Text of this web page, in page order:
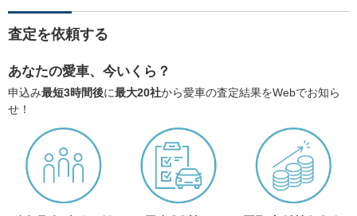
査定を依頼する
あなたの愛車、今いくら？
申込み最短3時間後に最大20社から愛車の査定結果をWebでお知ら
せ！